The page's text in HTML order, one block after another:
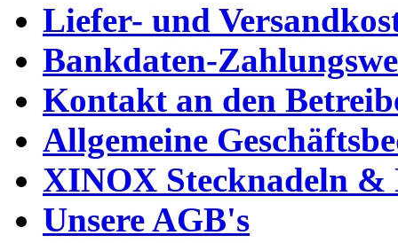
Liefer- und
Bankdaten-
Kontakt an den
Allgemeine
XINOX Stecknadeln
Unsere AGB's